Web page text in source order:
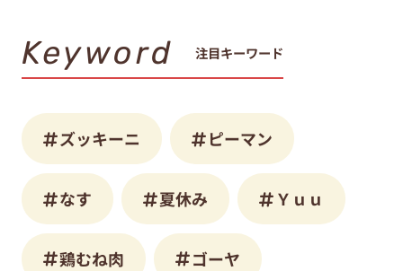
Keyword 注目キーワード
ズッキーニ ピーマン
なす 夏休み Ｙｕｕ
鶏むね肉 ゴーヤ